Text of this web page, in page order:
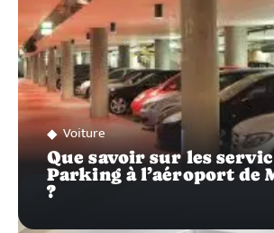
Voiture
Que savoir sur les
Parking à l’aéroport de
?